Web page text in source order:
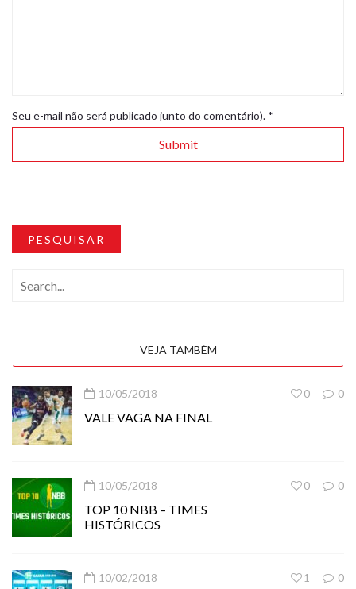
Seu e-mail não será publicado junto do comentário). *
PESQUISAR
VEJA TAMBÉM
10/05/2018 0
0
VALE VAGA NA FINAL
10/05/2018 0
0
TOP 10 NBB – TIMES
HISTÓRICOS
10/02/2018 0
1